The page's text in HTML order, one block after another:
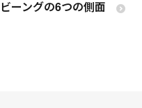
ーングの6つの側面